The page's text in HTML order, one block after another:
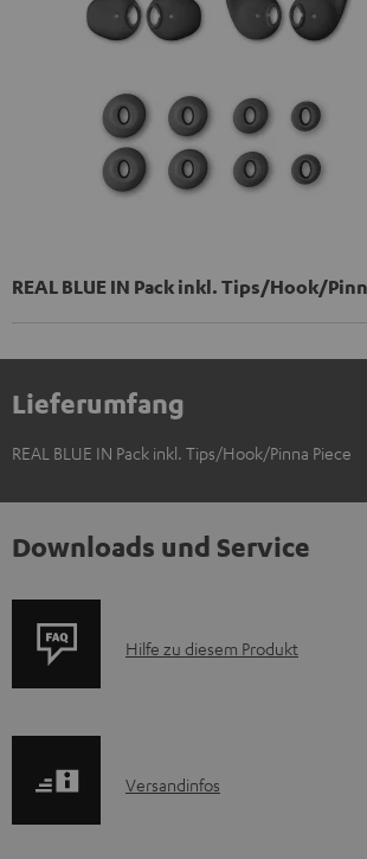
REAL BLUE IN Pack inkl. Tips/Hook/
Lieferumfang
REAL BLUE IN Pack inkl. Tips/Hook/Pinna Piece
Downloads und Service
P
u
Hilfe zu diesem Produkt
I
Versandinfos